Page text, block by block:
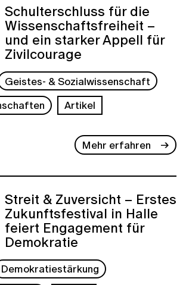
Schulterschluss für die
Wissenschaftsfreiheit –
und ein starker Appell für
Zivilcourage
Geistes- & Sozialwissenschaft
Artikel
Mehr erfahren
Streit & Zuversicht – Erstes
Zukunftsfestival in Halle
feiert Engagement für
Demokratie
Demokratiestärkung